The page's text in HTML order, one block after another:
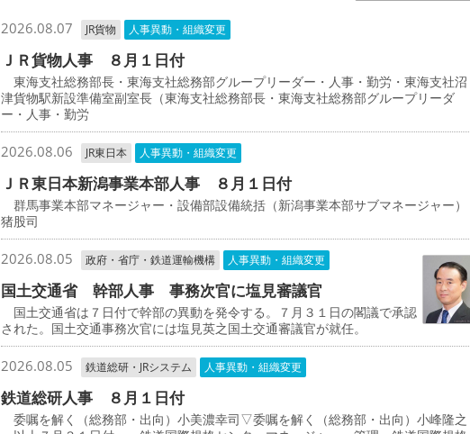
2026.08.07 JR貨物 人事異動・組織変更
ＪＲ貨物人事 ８月１日付
東海支社総務部長・東海支社総務部グループリーダー・人事・勤労・東海支社沼
津貨物駅新設準備室副室長（東海支社総務部長・東海支社総務部グループリーダ
ー・人事・勤労
2026.08.06 JR東日本 人事異動・組織変更
ＪＲ東日本新潟事業本部人事 ８月１日付
群馬事業本部マネージャー・設備部設備統括（新潟事業本部サブマネージャー）
猪股司
2026.08.05 政府・省庁・鉄道運輸機構 人事異動・組織変更
国土交通省 幹部人事 事務次官に塩見審議官
国土交通省は７日付で幹部の異動を発令する。７月３１日の閣議で承認
された。国土交通事務次官には塩見英之国土交通審議官が就任。
2026.08.05 鉄道総研・JRシステム 人事異動・組織変更
鉄道総研人事 ８月１日付
委嘱を解く（総務部・出向）小美濃幸司▽委嘱を解く（総務部・出向）小峰隆之